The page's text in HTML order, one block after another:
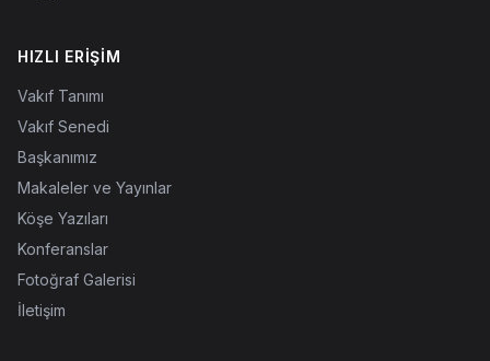
HIZLI ERIŞIM
Vakıf Tanımı
Vakıf Senedi
Başkanımız
Makaleler ve Yayınlar
Köşe Yazıları
Konferanslar
Fotoğraf Galerisi
İletişim